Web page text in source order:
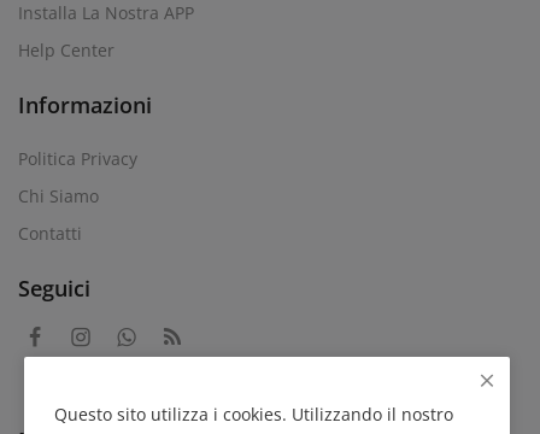
Installa La Nostra APP
Help Center
Informazioni
Politica Privacy
Chi Siamo
Contatti
Seguici
Questo sito utilizza i cookies. Utilizzando il nostro